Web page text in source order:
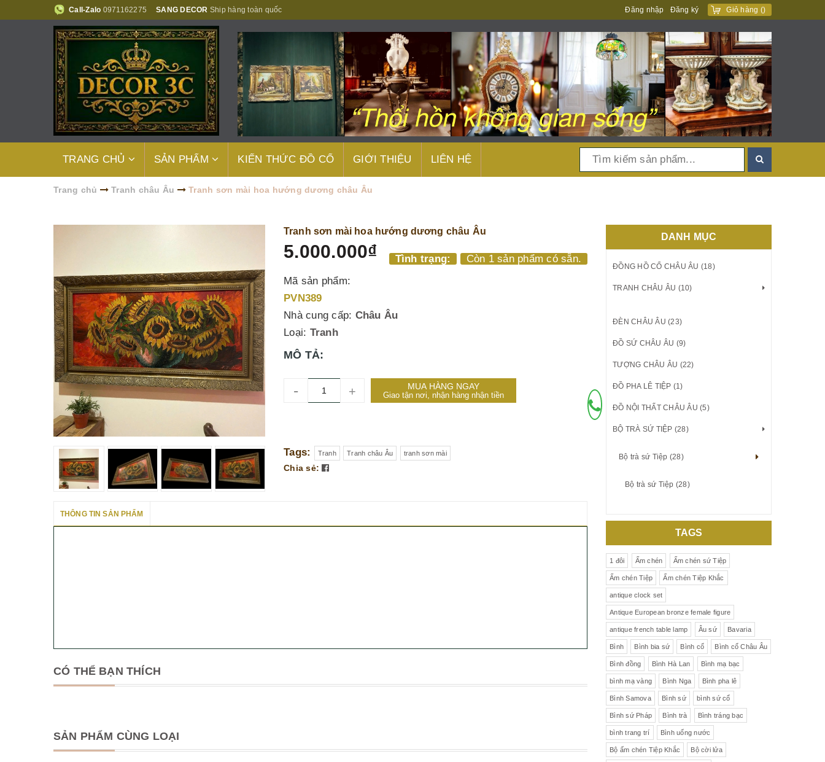
Call-Zalo 0971162275 SANG DECOR Ship hàng toàn quốc Đăng nhập Đăng ký Giỏ hàng ()
TRANG CHỦ SẢN PHẨM KIẾN THỨC ĐỒ CỔ GIỚI THIỆU LIÊN HỆ
Trang chủ Tranh châu Âu Tranh sơn mài hoa hướng dương châu Âu
Tranh sơn mài hoa hướng dương châu Âu
Tình trạng: Còn 1 sản phẩm có sẵn.
5.000.000₫
Mã sản phẩm:
PVN389
Nhà cung cấp: Châu Âu
Loại: Tranh
MÔ TẢ:
- + MUA HÀNG NGAY
Giao tận nơi, nhận hàng nhận tiền
Đặt Mua Qua Điện
Thoại (8h00 - 20h00)
0971162275
Tags: Tranh Tranh châu Âu tranh sơn mài
Chia sẻ:
THÔNG TIN SẢN PHẨM
CÓ THỂ BẠN THÍCH
SẢN PHẨM CÙNG LOẠI
DANH MỤC
ĐỒNG HỒ CỔ CHÂU ÂU (18)
TRANH CHÂU ÂU (10)
ĐÈN CHÂU ÂU (23)
ĐỒ SỨ CHÂU ÂU (9)
TƯỢNG CHÂU ÂU (22)
ĐỒ PHA LÊ TIỆP (1)
ĐỒ NỘI THẤT CHÂU ÂU (5)
BỘ TRÀ SỨ TIỆP (28)
Bộ trà sứ Tiệp (28)
Bộ trà sứ Tiệp (28)
TAGS
1 đôi Ấm chén Ấm chén sứ Tiệp
Ấm chén Tiệp Ấm chén Tiệp Khắc
antique clock set
Antique European bronze female figure
antique french table lamp Âu sứ Bavaria
Bình Bình bia sứ Bình cổ Bình cổ Châu Âu
Bình đồng Bình Hà Lan Bình mạ bạc
bình mạ vàng Bình Nga Bình pha lê
Bình Samova Bình sứ bình sứ cổ
Bình sứ Pháp Bình trà Bình tráng bạc
bình trang trí Bình uống nước
Bộ ấm chén Tiệp Khắc Bộ cời lửa